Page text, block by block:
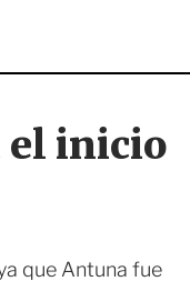
el inicio
que Antuna fue